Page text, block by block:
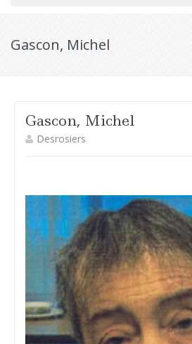
Gascon, Michel
Gascon, Michel
Desrosiers